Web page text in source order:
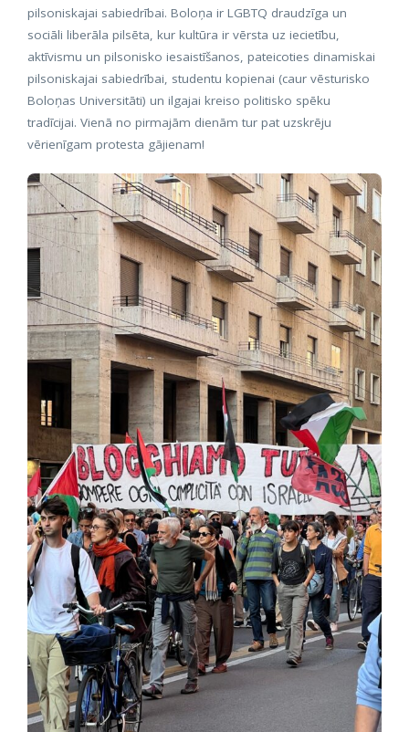
pilsoniskajai sabiedrībai. Boloņa ir LGBTQ draudzīga un
sociāli liberāla pilsēta, kur kultūra ir vērsta uz iecietību,
aktīvismu un pilsonisko iesaistīšanos, pateicoties dinamiskai
pilsoniskajai sabiedrībai, studentu kopienai (caur vēsturisko
Boloņas Universitāti) un ilgajai kreiso politisko spēku
tradīcijai. Vienā no pirmajām dienām tur pat uzskrēju
vērienīgam protesta gājienam!